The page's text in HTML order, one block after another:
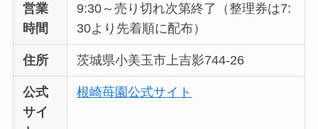
営業
時間
9:30～売り切れ次第終了（整理券は7:
30より先着順に配布）
住所 茨城県小美玉市上吉影744-26
公式
サイ
根崎苺園公式サイト